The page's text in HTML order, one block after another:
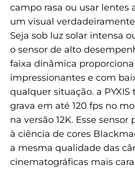
campo rasa ou usar lentes
um visual
Seja sob luz solar intensa
o sensor de alto
faixa dinâmica
impressionantes e com
qualquer situação. a
grava em até 120 fps no
na versão 12K. Esse sensor
à ciência de cores
a mesma qualidade das
cinematográficas mais